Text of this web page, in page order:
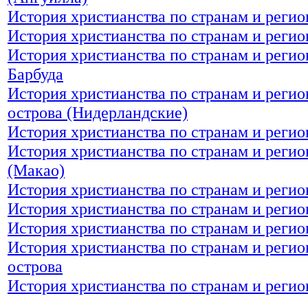
История христианства по странам и
История христианства по странам и
История христианства по странам и
Барбуда
История христианства по странам и
острова (Нидерландские)
История христианства по странам и
История христианства по странам и
(Макао)
История христианства по странам и
История христианства по странам и
История христианства по странам и
История христианства по странам и
острова
История христианства по странам и